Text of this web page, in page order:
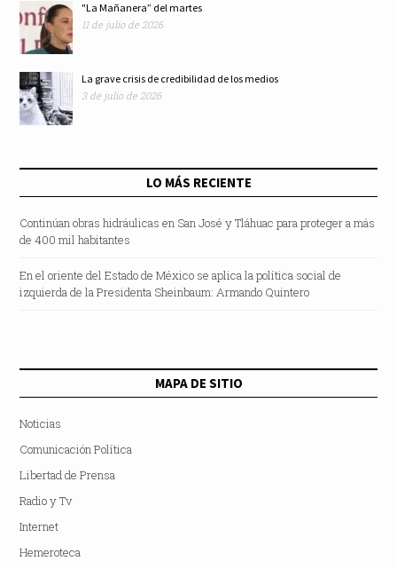
"La Mañanera” del martes
11 de julio de 2026
La grave crisis de credibilidad de los medios
3 de julio de 2026
LO MÁS RECIENTE
Continúan obras hidráulicas en San José y Tláhuac para proteger a más
de 400 mil habitantes
En el oriente del Estado de México se aplica la política social de
izquierda de la Presidenta Sheinbaum: Armando Quintero
MAPA DE SITIO
Noticias
Comunicación Política
Libertad de Prensa
Radio y Tv
Internet
Hemeroteca